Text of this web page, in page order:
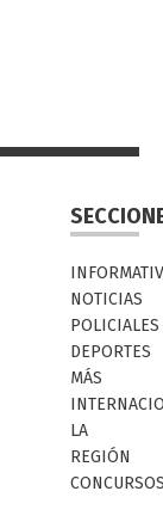
NOTICIAS
POLICIALES
DEPORTES
MÁS
LA
REGIÓN